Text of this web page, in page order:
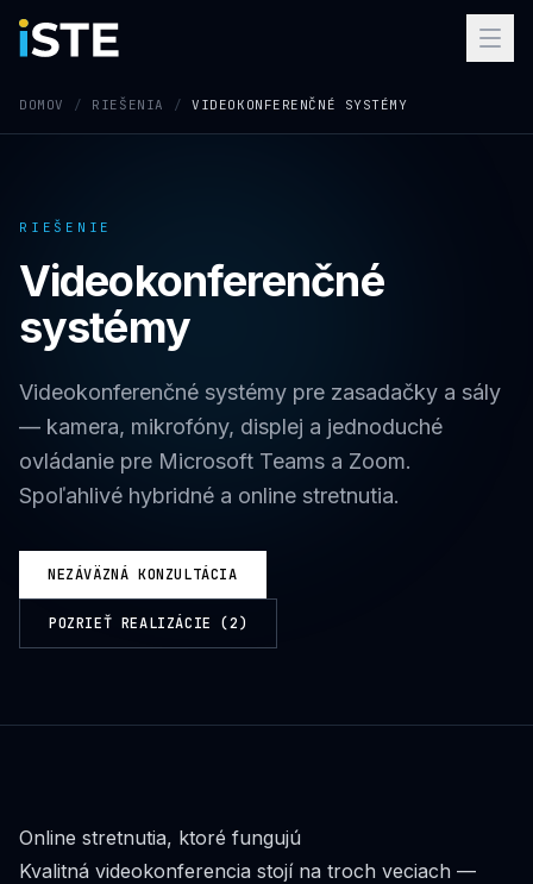
Preskočiť na obsah
DOMOV / RIEŠENIA / VIDEOKONFERENČNÉ SYSTÉMY
RIEŠENIE
Videokonferenčné
systémy
Videokonferenčné systémy pre zasadačky a sály
— kamera, mikrofóny, displej a jednoduché
ovládanie pre Microsoft Teams a Zoom.
Spoľahlivé hybridné a online stretnutia.
NEZÁVÄZNÁ KONZULTÁCIA
POZRIEŤ REALIZÁCIE (2)
Online stretnutia, ktoré fungujú
Kvalitná videokonferencia stojí na troch veciach —